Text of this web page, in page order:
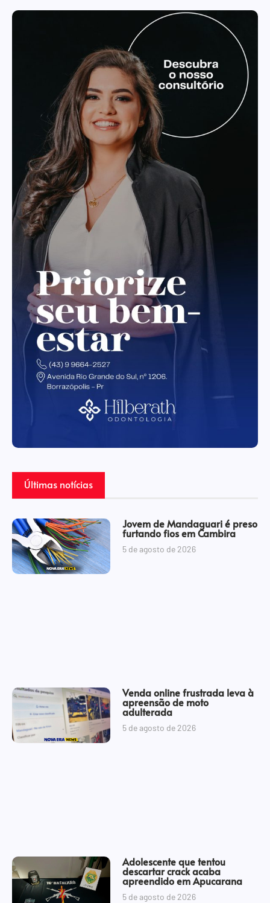
Últimas notícias
Jovem de Mandaguari é preso
furtando fios em Cambira
5 de agosto de 2026
Venda online frustrada leva à
apreensão de moto
adulterada
5 de agosto de 2026
Adolescente que tentou
descartar crack acaba
apreendido em Apucarana
5 de agosto de 2026